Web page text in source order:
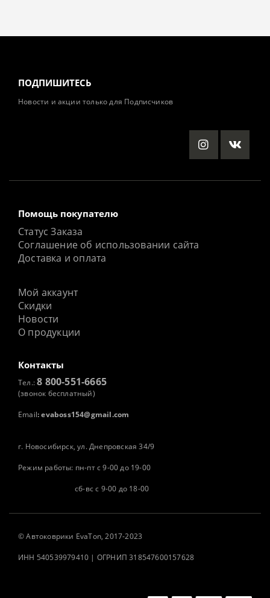
ПОДПИШИТЕСЬ
Новости и акции только для Подписчиков
Помощь покупателю
Статус Заказа
Соглашение об использовании сайта
Доставка и оплата
Мой аккаунт
Скидки
Новости
О продукции
Контакты
Тел.:8 800-551-6665
(звонок бесплатный)
Email: evaboss154@gmail.com
г. Новосибирск, ул. Днепровская 34/9
Режим работы: пн-пт с 9-00 до 19-00
сб-вс с 9-00 до 18-00
©Автоковрики EvaTon, 2017-2023
ИНН 540539979410 | ОГРНИП 318547600157628